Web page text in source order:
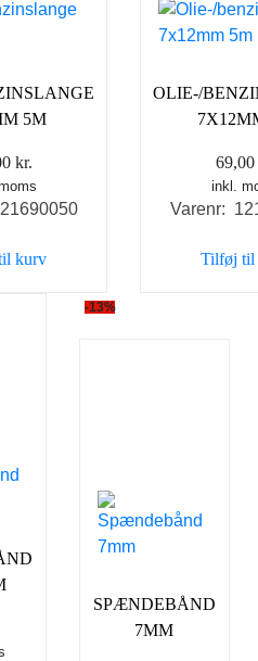
5M
kr.
kurv
OLIE-/
69,00
inkl.
Varenr:
Tilføj til
-13%
SPÆNDEBÅND
7MM